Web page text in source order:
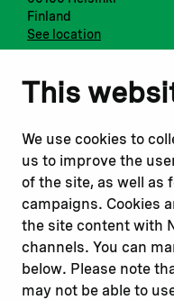
This
We use cookies to
us to improve the
of the site, as well as
campaigns. Cookies
the site content with
channels. You can
below. Please note
may not be able to
Finland
See location
Notify us
Report a concern
Submit a complaint
Read about
Our financing
Our projects